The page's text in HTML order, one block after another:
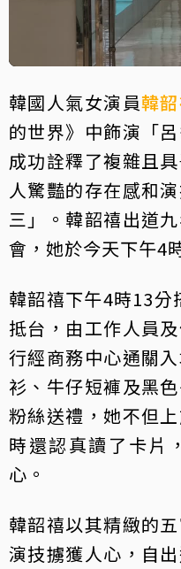
韓國人氣女演員韓
的世界》中飾演「
成功詮釋了複雜且
人驚豔的存在感和
三」。韓韶禧出道
會，她於今天下午4
韓韶禧下午4時13分
抵台，由工作人員
行經商務中心通關
衫、牛仔短褲及黑
粉絲送禮，她不但
時還認真讀了卡片
心。
韓韶禧以其精緻的
演技擄獲人心，自